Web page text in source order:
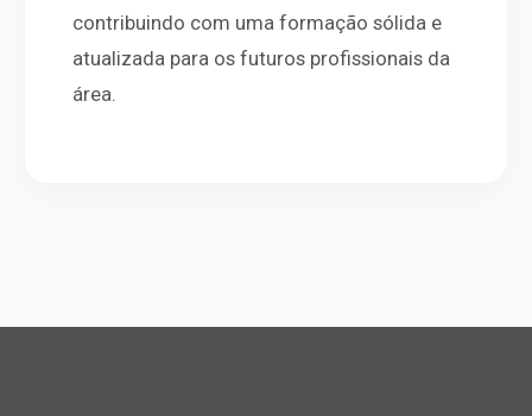
contribuindo com uma formação sólida e
atualizada para os futuros profissionais da
área.